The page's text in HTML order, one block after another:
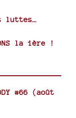
luttes…
la 1ère !
#66 (août